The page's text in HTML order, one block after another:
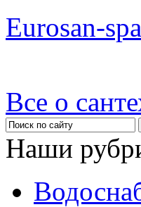
Eurosan-
Все о
Наши